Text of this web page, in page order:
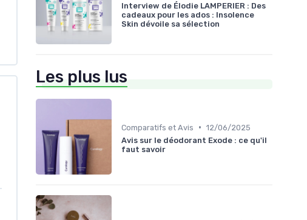
Interview de Élodie LAMPERIER : Des
cadeaux pour les ados : Insolence
Skin dévoile sa sélection
Les plus lus
Comparatifs et Avis • 12/06/2025
Avis sur le déodorant Exode : ce qu'il
faut savoir